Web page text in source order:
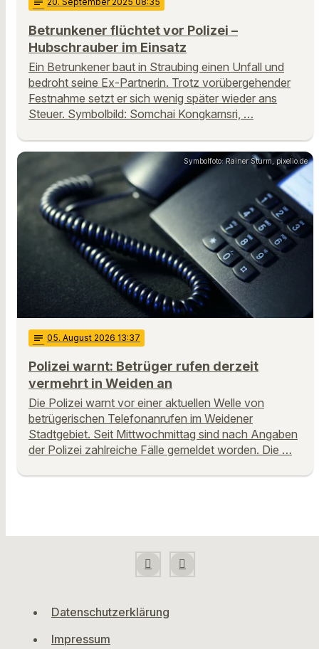
Betrunkener flüchtet vor Polizei –
Hubschrauber im Einsatz
Ein Betrunkener baut in Straubing einen Unfall und
bedroht seine Ex-Partnerin. Trotz vorübergehender
Festnahme setzt er sich wenig später wieder ans
Steuer. Symbolbild: Somchai Kongkamsri, …
Symbolfoto: Rainer Sturm, pixelio.de
notes 05. August 2026 13:37
Polizei warnt: Betrüger rufen derzeit
vermehrt in Weiden an
Die Polizei warnt vor einer aktuellen Welle von
betrügerischen Telefonanrufen im Weidener
Stadtgebiet. Seit Mittwochmittag sind nach Angaben
der Polizei zahlreiche Fälle gemeldet worden. Die …
Datenschutzerklärung
Impressum